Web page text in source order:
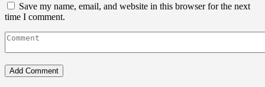
Save my name, email, and website in this browser for the next
time I comment.